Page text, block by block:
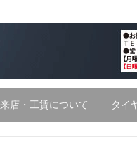
来店・工賃について タイ